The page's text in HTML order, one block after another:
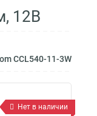
12В
CCL540-11-3W
Нет в наличии